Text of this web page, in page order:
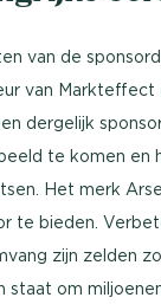
van de
van
dergelijk
te komen en
Het merk
te bieden.
zijn zelden
staat om